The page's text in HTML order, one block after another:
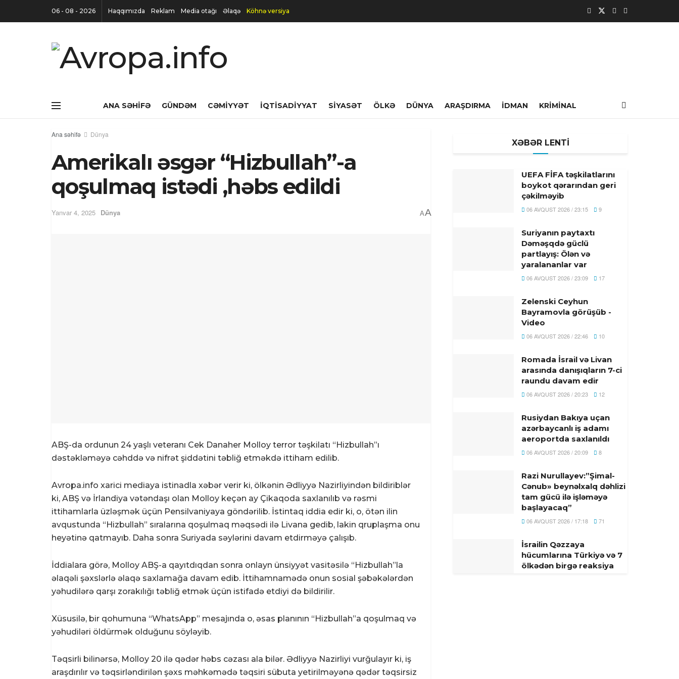
06 - 08 - 2026 Haqqımızda Reklam Media otağı Əlaqə Köhnə versiya
ANA SƏHIFƏ GÜNDƏM CƏMIYYƏT İQTISADIYYAT SIYASƏT ÖLKƏ DÜNYA ARAŞDIRMA İDMAN KRIMINAL
Ana səhifə Dünya
Amerikalı əsgər “Hizbullah”-a
qoşulmaq istədi ,həbs edildi
Yanvar 4, 2025 Dünya AA
ABŞ-da ordunun 24 yaşlı veteranı Cek Danaher Molloy terror təşkilatı “Hizbullah”ı
dəstəkləməyə cəhddə və nifrət şiddətini təbliğ etməkdə ittiham edilib.
Avropa.info xarici mediaya istinadla xəbər verir ki, ölkənin Ədliyyə Nazirliyindən bildiriblər
ki, ABŞ və İrlandiya vətəndaşı olan Molloy keçən ay Çikaqoda saxlanılıb və rəsmi
ittihamlarla üzləşmək üçün Pensilvaniyaya göndərilib. İstintaq iddia edir ki, o, ötən ilin
avqustunda “Hizbullah” sıralarına qoşulmaq məqsədi ilə Livana gedib, lakin qruplaşma onu
heyətinə qatmayıb. Daha sonra Suriyada səylərini davam etdirməyə çalışıb.
İddialara görə, Molloy ABŞ-a qayıtdıqdan sonra onlayn ünsiyyət vasitəsilə “Hizbullah”la
əlaqəli şəxslərlə əlaqə saxlamağa davam edib. İttihamnamədə onun sosial şəbəkələrdən
yəhudilərə qarşı zorakılığı təbliğ etmək üçün istifadə etdiyi də bildirilir.
Xüsusilə, bir qohumuna “WhatsApp” mesajında o, əsas planının “Hizbullah”a qoşulmaq və
yəhudiləri öldürmək olduğunu söyləyib.
Təqsirli bilinərsə, Molloy 20 ilə qədər həbs cəzası ala bilər. Ədliyyə Nazirliyi vurğulayır ki, iş
araşdırılır və təqsirləndirilən şəxs məhkəmədə təqsiri sübuta yetirilməyənə qədər təqsirsiz
XƏBƏR LENTİ
UEFA FİFA təşkilatlarını
boykot qərarından geri
çəkilməyib
06 AVQUST 2026 / 23:15 9
Suriyanın paytaxtı
Dəməşqdə güclü
partlayış: Ölən və
yaralananlar var
06 AVQUST 2026 / 23:09 17
Zelenski Ceyhun
Bayramovla görüşüb -
Video
06 AVQUST 2026 / 22:46 10
Romada İsrail və Livan
arasında danışıqların 7-ci
raundu davam edir
06 AVQUST 2026 / 20:23 12
Rusiydan Bakıya uçan
azərbaycanlı iş adamı
aeroportda saxlanıldı
06 AVQUST 2026 / 20:09 8
Razi Nurullayev:”Şimal-
Cənub» beynəlxalq dəhlizi
tam gücü ilə işləməyə
başlayacaq”
06 AVQUST 2026 / 17:18 71
İsrailin Qəzzaya
hücumlarına Türkiyə və 7
ölkədən birgə reaksiya